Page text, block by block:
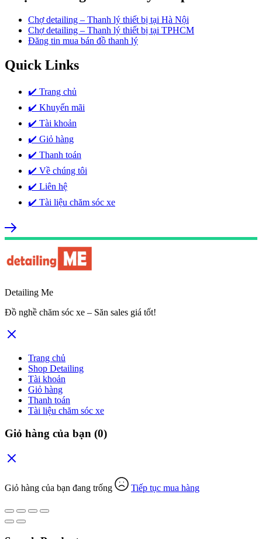
Chợ detailing – Thanh lý thiết bị tại Hà Nội
Chợ detailing – Thanh lý thiết bị tại TPHCM
Đăng tin mua bán đồ thanh lý
Quick Links
✔️ Trang chủ
✔️ Khuyến mãi
✔️ Tài khoản
✔️ Giỏ hàng
✔️ Thanh toán
✔️ Về chúng tôi
✔️ Liên hệ
✔️ Tài liệu chăm sóc xe
Detailing Me
Đồ nghề chăm sóc xe – Săn sales giá tốt!
Trang chủ
Shop Detailing
Tài khoản
Giỏ hàng
Thanh toán
Tài liệu chăm sóc xe
Giỏ hàng của bạn (0)
Giỏ hàng của bạn đang trống Tiếp tục mua hàng